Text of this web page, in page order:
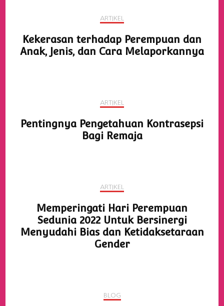
ARTIKEL
Kekerasan terhadap Perempuan dan
Anak, Jenis, dan Cara Melaporkannya
ARTIKEL
Pentingnya Pengetahuan Kontrasepsi
Bagi Remaja
ARTIKEL
Memperingati Hari Perempuan
Sedunia 2022 Untuk Bersinergi
Menyudahi Bias dan Ketidaksetaraan
Gender
BLOG